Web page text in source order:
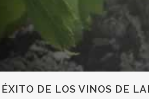
ÉXITO DE LOS VINOS DE